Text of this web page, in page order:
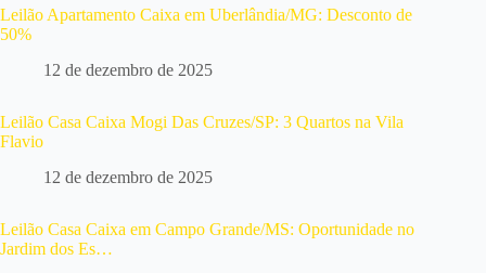
Leilão Apartamento Caixa em Uberlândia/MG: Desconto de
50%
12 de dezembro de 2025
Leilão Casa Caixa Mogi Das Cruzes/SP: 3 Quartos na Vila
Flavio
12 de dezembro de 2025
Leilão Casa Caixa em Campo Grande/MS: Oportunidade no
Jardim dos Es…